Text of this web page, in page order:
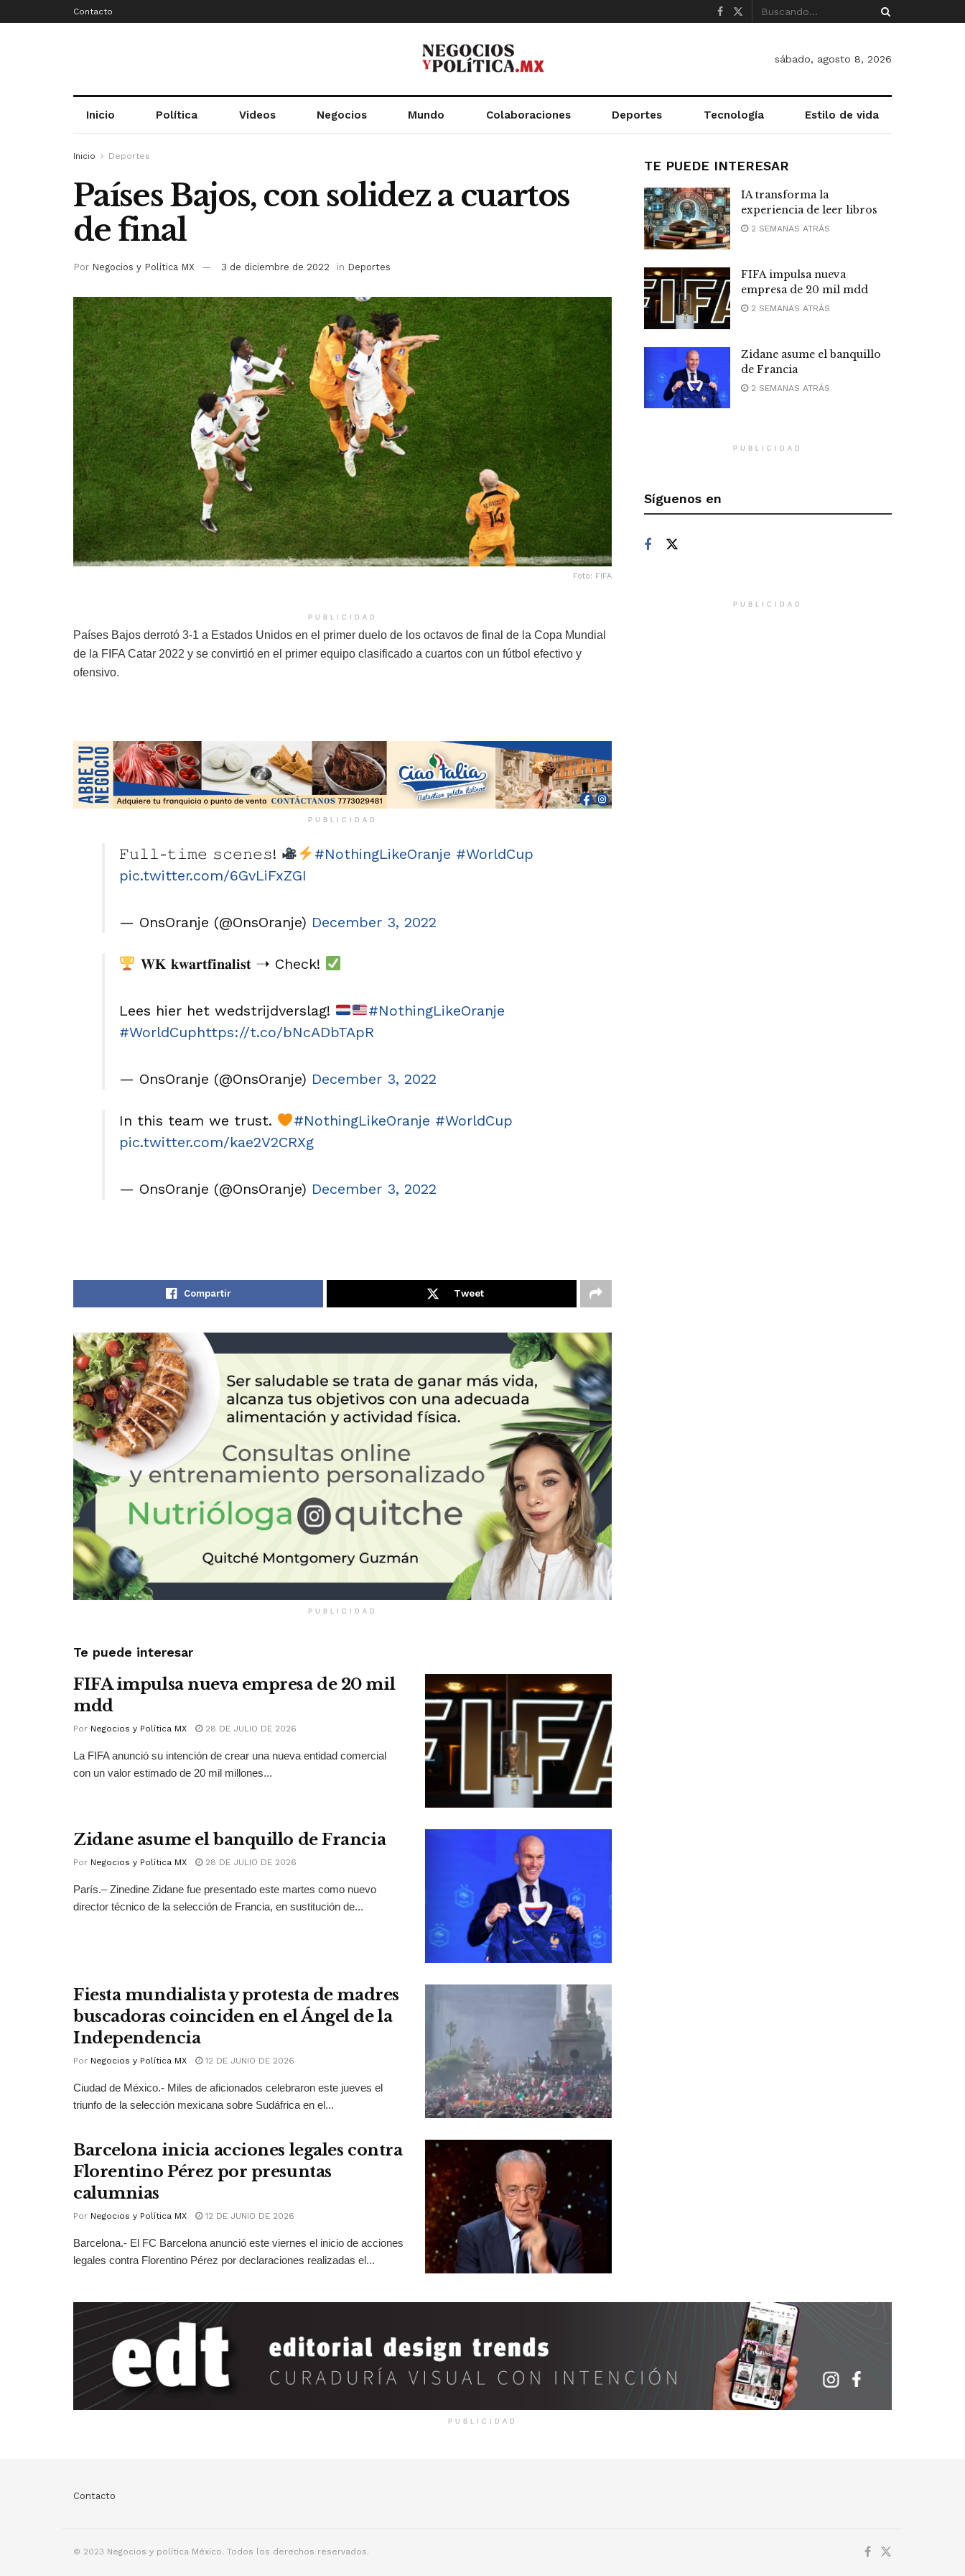
Contacto
sábado, agosto 8, 2026
Inicio Política Videos Negocios Mundo Colaboraciones Deportes Tecnología Estilo de vida
Inicio Deportes
Países Bajos, con solidez a cuartos
de final
Por Negocios y Política MX 3 de diciembre de 2022 in Deportes
Foto: FIFA
PUBLICIDAD
Países Bajos derrotó 3-1 a Estados Unidos en el primer duelo de los octavos de final de la Copa Mundial
de la FIFA Catar 2022 y se convirtió en el primer equipo clasificado a cuartos con un fútbol efectivo y
ofensivo.
PUBLICIDAD
𝙵𝚞𝚕𝚕-𝚝𝚒𝚖𝚎 𝚜𝚌𝚎𝚗𝚎𝚜! #NothingLikeOranje #WorldCup
pic.twitter.com/6GvLiFxZGI
— OnsOranje (@OnsOranje) December 3, 2022
𝐖𝐊 𝐤𝐰𝐚𝐫𝐭𝐟𝐢𝐧𝐚𝐥𝐢𝐬𝐭 ➝ Check!
Lees hier het wedstrijdverslag!
#NothingLikeOranje
#WorldCuphttps://t.co/bNcADbTApR
— OnsOranje (@OnsOranje) December 3, 2022
In this team we trust. #NothingLikeOranje #WorldCup
pic.twitter.com/kae2V2CRXg
— OnsOranje (@OnsOranje) December 3, 2022
Compartir Tweet
PUBLICIDAD
Te puede interesar
FIFA impulsa nueva empresa de 20 mil
mdd
Por Negocios y Política MX 28 DE JULIO DE 2026
La FIFA anunció su intención de crear una nueva entidad comercial
con un valor estimado de 20 mil millones...
Zidane asume el banquillo de Francia
Por Negocios y Política MX 28 DE JULIO DE 2026
París.– Zinedine Zidane fue presentado este martes como nuevo
director técnico de la selección de Francia, en sustitución de...
Fiesta mundialista y protesta de madres
buscadoras coinciden en el Ángel de la
Independencia
Por Negocios y Política MX 12 DE JUNIO DE 2026
Ciudad de México.- Miles de aficionados celebraron este jueves el
triunfo de la selección mexicana sobre Sudáfrica en el...
Barcelona inicia acciones legales contra
Florentino Pérez por presuntas
calumnias
Por Negocios y Política MX 12 DE JUNIO DE 2026
Barcelona.- El FC Barcelona anunció este viernes el inicio de acciones
legales contra Florentino Pérez por declaraciones realizadas el...
TE PUEDE INTERESAR
IA transforma la
experiencia de leer libros
2 SEMANAS ATRÁS
FIFA impulsa nueva
empresa de 20 mil mdd
2 SEMANAS ATRÁS
Zidane asume el banquillo
de Francia
2 SEMANAS ATRÁS
PUBLICIDAD
Síguenos en
PUBLICIDAD
PUBLICIDAD
Contacto
© 2023 Negocios y política México. Todos los derechos reservados.